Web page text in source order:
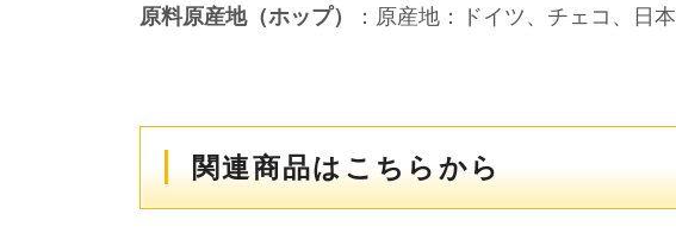
原料原産地（ホップ）
：原産地：ドイツ、チェコ、日本
関連商品はこちらから